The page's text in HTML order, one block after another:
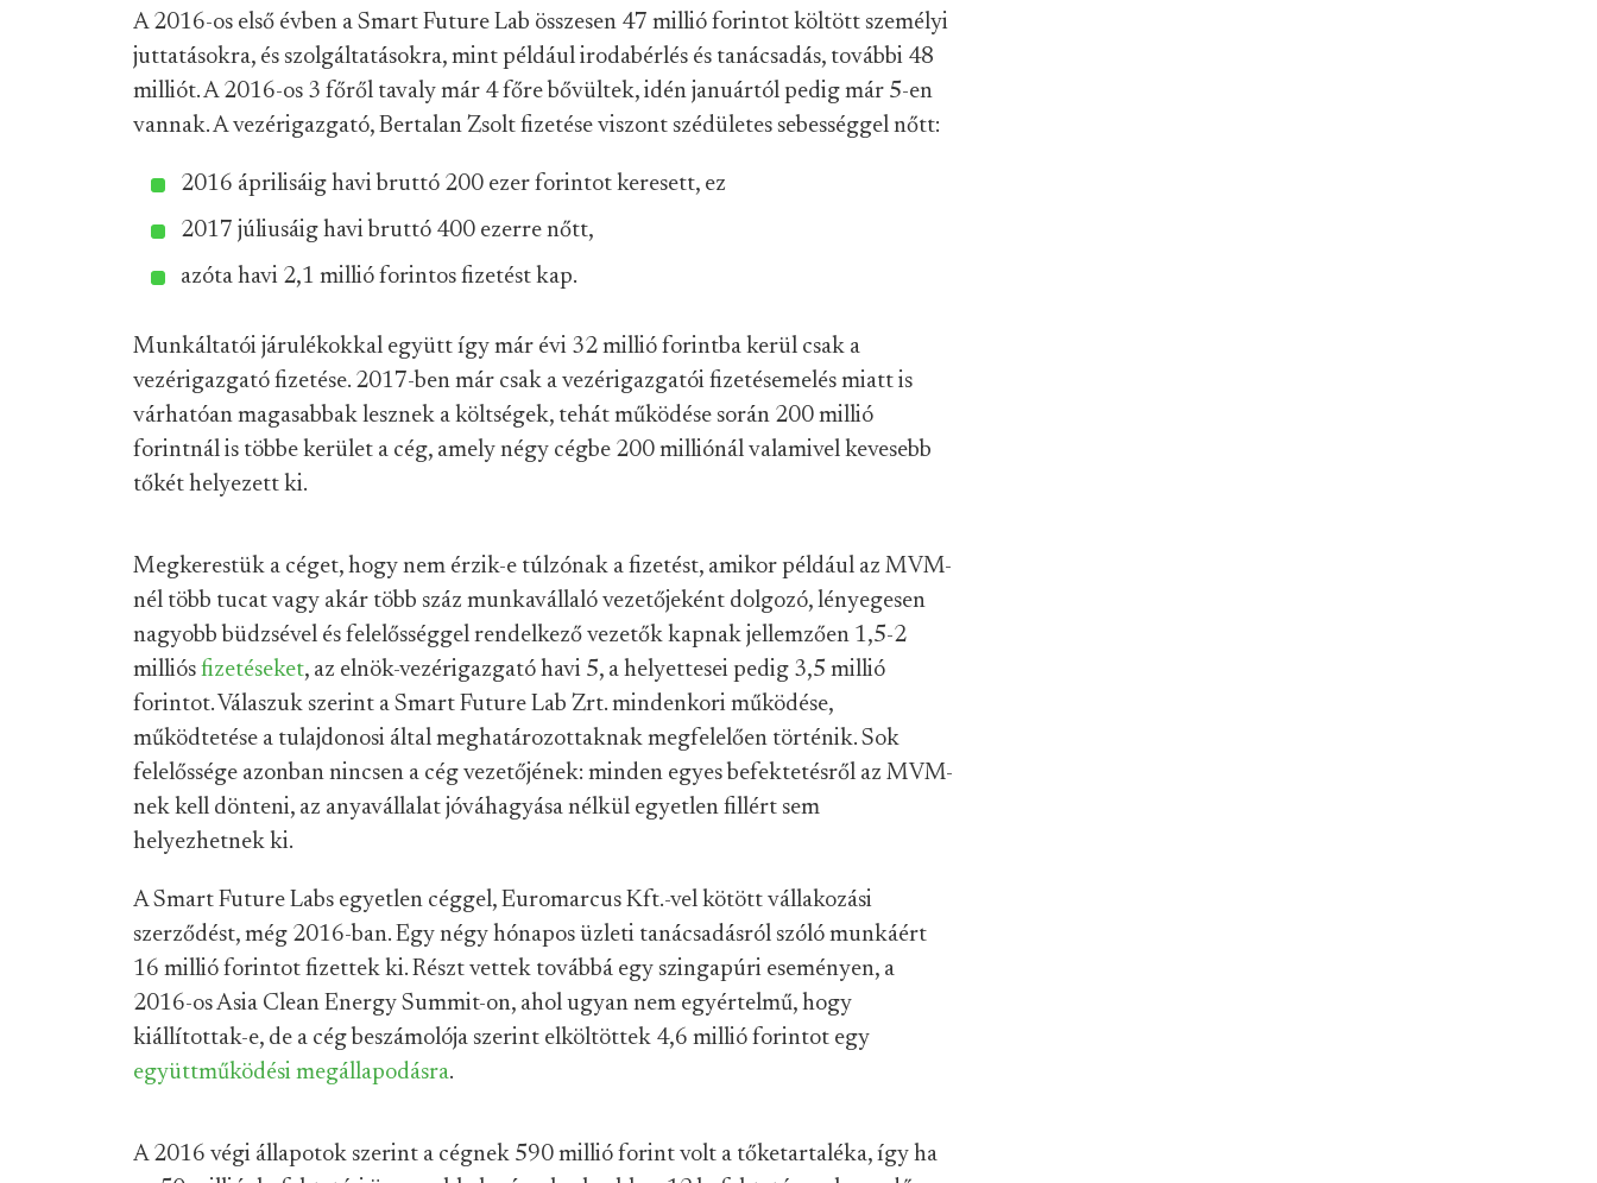
A 2016-os első évben a Smart Future Lab összesen 47 millió forintot költött személyi
juttatásokra, és szolgáltatásokra, mint például irodabérlés és tanácsadás, további 48
milliót. A 2016-os 3 főről tavaly már 4 főre bővültek, idén januártól pedig már 5-en
vannak. A vezérigazgató, Bertalan Zsolt fizetése viszont szédületes sebességgel nőtt:
2016 áprilisáig havi bruttó 200 ezer forintot keresett, ez
2017 júliusáig havi bruttó 400 ezerre nőtt,
azóta havi 2,1 millió forintos fizetést kap.
Munkáltatói járulékokkal együtt így már évi 32 millió forintba kerül csak a
vezérigazgató fizetése. 2017-ben már csak a vezérigazgatói fizetésemelés miatt is
várhatóan magasabbak lesznek a költségek, tehát működése során 200 millió
forintnál is többe kerület a cég, amely négy cégbe 200 milliónál valamivel kevesebb
tőkét helyezett ki.
Megkerestük a céget, hogy nem érzik-e túlzónak a fizetést, amikor például az MVM-
nél több tucat vagy akár több száz munkavállaló vezetőjeként dolgozó, lényegesen
nagyobb büdzsével és felelősséggel rendelkező vezetők kapnak jellemzően 1,5-2
milliós fizetéseket, az elnök-vezérigazgató havi 5, a helyettesei pedig 3,5 millió
forintot. Válaszuk szerint a Smart Future Lab Zrt. mindenkori működése,
működtetése a tulajdonosi által meghatározottaknak megfelelően történik. Sok
felelőssége azonban nincsen a cég vezetőjének: minden egyes befektetésről az MVM-
nek kell dönteni, az anyavállalat jóváhagyása nélkül egyetlen fillért sem
helyezhetnek ki.
A Smart Future Labs egyetlen céggel, Euromarcus Kft.-vel kötött vállakozási
szerződést, még 2016-ban. Egy négy hónapos üzleti tanácsadásról szóló munkáért
16 millió forintot fizettek ki. Részt vettek továbbá egy szingapúri eseményen, a
2016-os Asia Clean Energy Summit-on, ahol ugyan nem egyértelmű, hogy
kiállítottak-e, de a cég beszámolója szerint elköltöttek 4,6 millió forintot egy
együttműködési megállapodásra.
A 2016 végi állapotok szerint a cégnek 590 millió forint volt a tőketartaléka, így ha